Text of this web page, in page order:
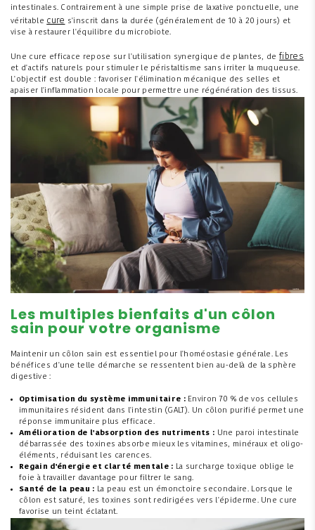
intestinales. Contrairement à une simple prise de laxative ponctuelle, une
véritable cure s'inscrit dans la durée (généralement de 10 à 20 jours) et
vise à restaurer l'équilibre du microbiote.
Une cure efficace repose sur l'utilisation synergique de plantes, defibres
et d'actifs naturels pour stimuler le péristaltisme sans irriter la muqueuse.
L'objectif est double : favoriser l'élimination mécanique des selles et
apaiser l'inflammation locale pour permettre une régénération des tissus.
Les multiples bienfaits d'un côlon
sain pour votre organisme
Maintenir un côlon sain est essentiel pour l'homéostasie générale. Les
bénéfices d'une telle démarche se ressentent bien au-delà de la sphère
digestive :
Optimisation du système immunitaire :Environ 70 % de vos cellules
immunitaires résident dans l'intestin (GALT). Un côlon purifié permet une
réponse immunitaire plus efficace.
Amélioration de l'absorption des nutriments : Une paroi intestinale
débarrassée des toxines absorbe mieux les vitamines, minéraux et oligo-
éléments, réduisant les carences.
Regain d'énergie et clarté mentale : La surcharge toxique oblige le
foie à travailler davantage pour filtrer le sang.
Santé de la peau : La peau est un émonctoire secondaire. Lorsque le
côlon est saturé, les toxines sont redirigées vers l'épiderme. Une cure
favorise un teint éclatant.